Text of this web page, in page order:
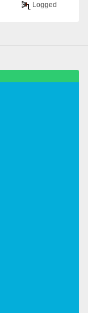
Logged